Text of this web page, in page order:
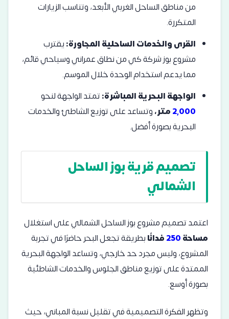
من مناطق الساحل الغربي الأبعد، وتناسب الزيارات
المتكررة.
القرى والخدمات الساحلية المجاورة:يقترب
مشروع بوز شركة كي من نطاق عمراني وسياحي قائم،
مما يدعم استخدام الوحدة خلال الموسم.
الواجهة البحرية المباشرة:تمتد الواجهة لنحو
2,000متر،وتساعد على توزيع الشاطئ والخدمات
البحرية بصورة أفضل.
تصميم قرية بوز الساحل
الشمالي
اعتمد تصميم مشروع بوز الساحل الشمالي على استغلال
مساحة250فدانًابطريقة تجعل البحر حاضرًا في تجربة
المشروع، وليس مجرد حد خارجي، وتساعد الواجهة البحرية
الممتدة على توزيع مناطق الجلوس والخدمات الشاطئية
بصورة أوسع.
وتظهر الفكرة التصميمية في تقليل نسبة المباني، حيث